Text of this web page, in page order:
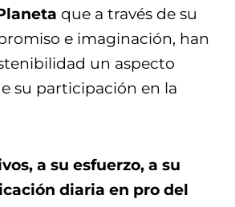
que a través de su
e imaginación, han
un aspecto
su participación en la
a su esfuerzo, a su
diaria en pro del